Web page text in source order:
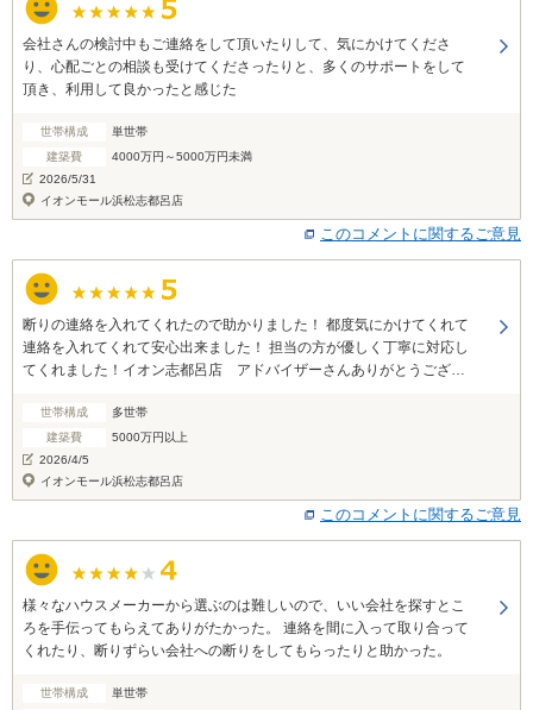
会社さんの検討中もご連絡をして頂いたりして、気にかけてくださ
り、心配ごとの相談も受けてくださったりと、多くのサポートをして
頂き、利用して良かったと感じた
世帯構成
単世帯
建築費
4000万円～5000万円未満
2026/5/31
イオンモール浜松志都呂店
このコメントに関するご意見
断りの連絡を入れてくれたので助かりました！ 都度気にかけてくれて
連絡を入れてくれて安心出来ました！ 担当の方が優しく丁寧に対応し
てくれました！イオン志都呂店 アドバイザーさんありがとうござい
世帯構成
多世帯
建築費
5000万円以上
2026/4/5
イオンモール浜松志都呂店
このコメントに関するご意見
様々なハウスメーカーから選ぶのは難しいので、いい会社を探すとこ
ろを手伝ってもらえてありがたかった。 連絡を間に入って取り合って
くれたり、断りずらい会社への断りをしてもらったりと助かった。
世帯構成
単世帯